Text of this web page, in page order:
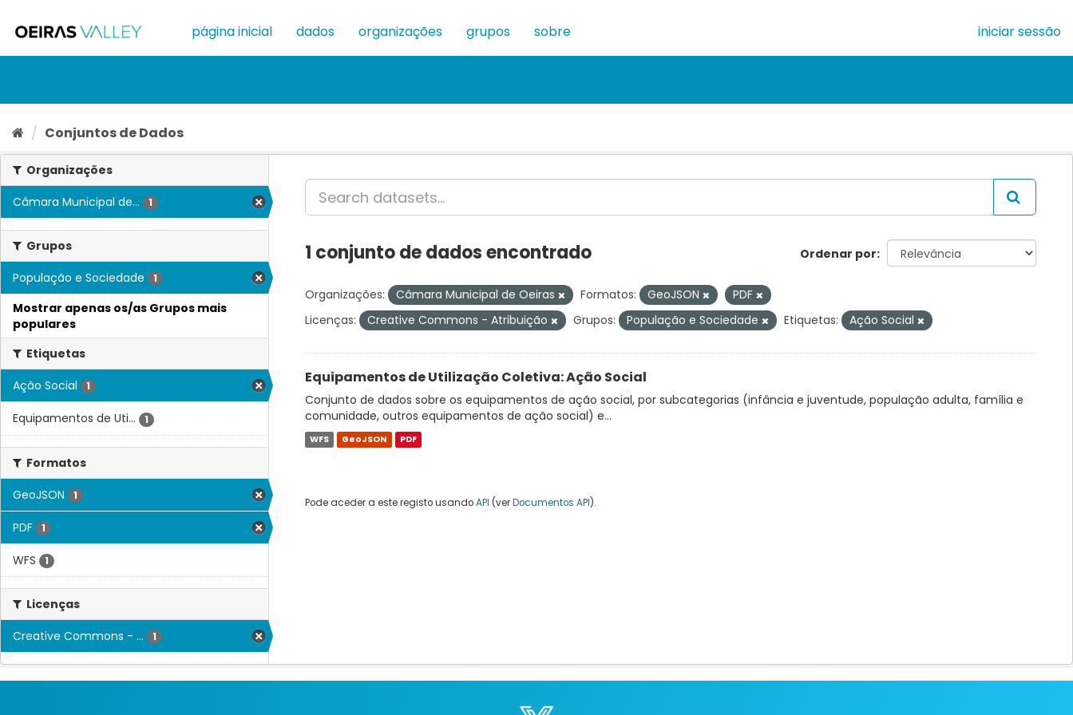
para
conteúdo
página inicial dados organizações grupos sobre iniciar sessão
Conjuntos de Dados
Organizações
Câmara Municipal de...
1
Grupos
População e Sociedade
1
Mostrar apenas os/as Grupos mais
populares
Etiquetas
Ação Social
1
Equipamentos de Uti... 1
Formatos
GeoJSON
1
PDF 1
WFS 1
Licenças
Creative Commons - ...
1
Ordenar por
1 conjunto de dados encontrado
Organizações: Câmara Municipal de Oeiras Formatos: GeoJSON
PDF
Licenças:
Creative Commons - Atribuição Grupos: População e Sociedade Etiquetas: Ação Social
Equipamentos de Utilização Coletiva: Ação Social
Conjunto de dados sobre os equipamentos de ação social, por subcategorias (infância e juventude, população adulta, família e
comunidade, outros equipamentos de ação social) e...
WFS GeoJSON PDF
Pode aceder a este registo usandoAPI (verDocumentos API).